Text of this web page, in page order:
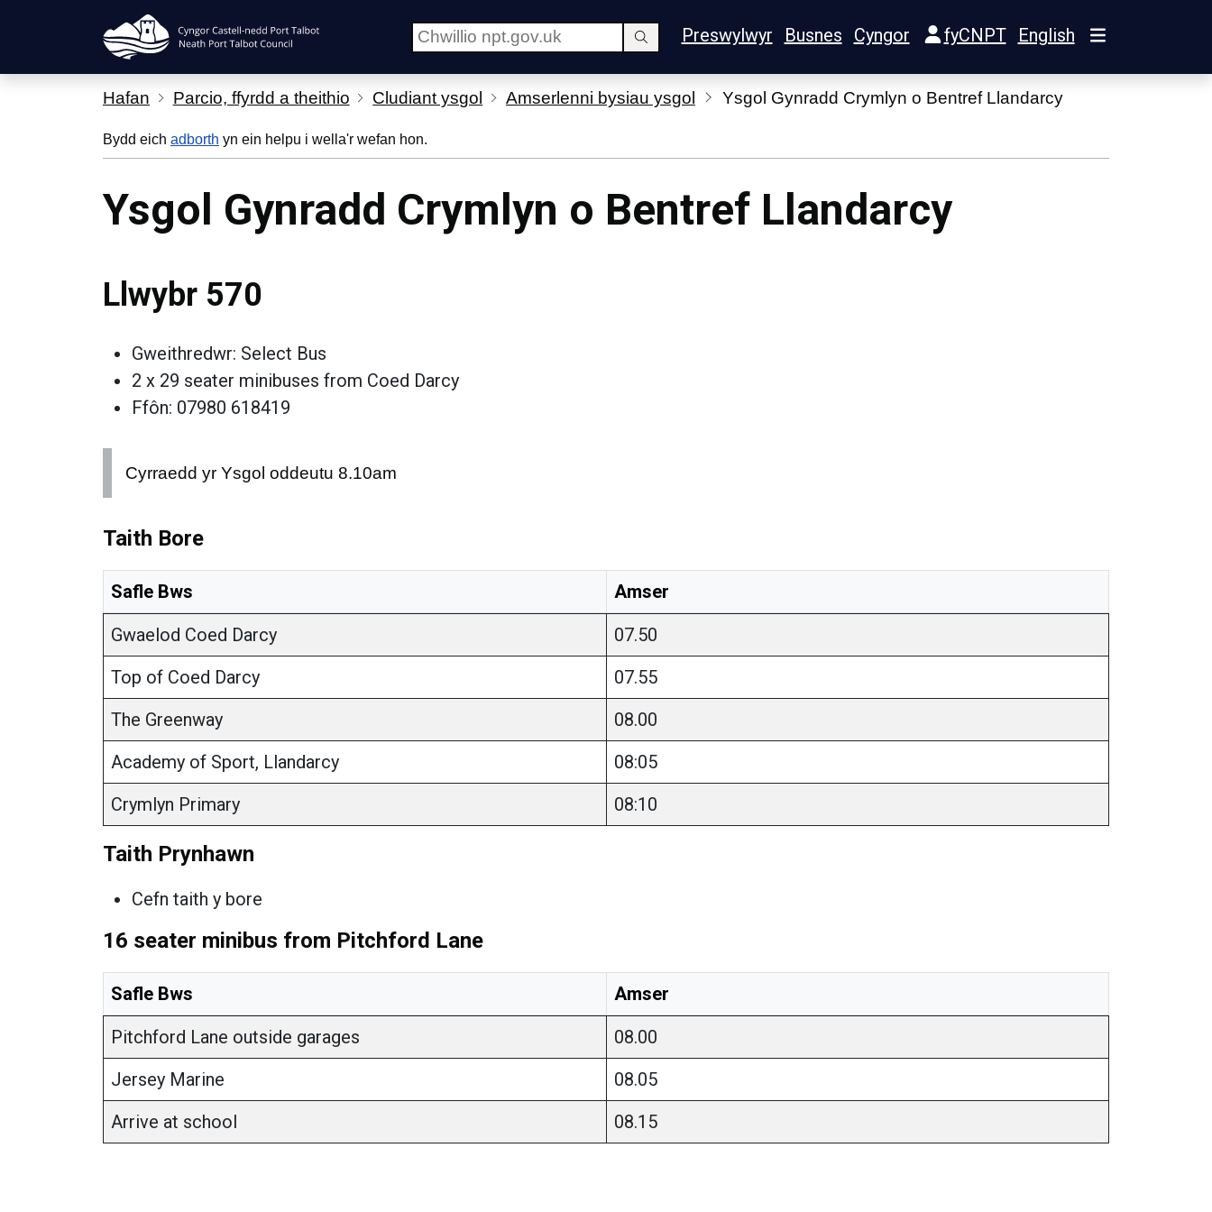
Preswylwyr Busnes Cyngor fyCNPT English
Hafan Parcio, ffyrdd a theithio Cludiant ysgol Amserlenni bysiau ysgol Ysgol Gynradd Crymlyn o Bentref Llandarcy
Bydd eich adborth yn ein helpu i wella'r wefan hon.
Ysgol Gynradd Crymlyn o Bentref Llandarcy
Llwybr 570
Gweithredwr: Select Bus
2 x 29 seater minibuses from Coed Darcy
Ffôn: 07980 618419
Cyrraedd yr Ysgol oddeutu 8.10am
Taith Bore
Safle Bws
Amser
Gwaelod Coed Darcy
07.50
Top of Coed Darcy
07.55
The Greenway
08.00
Academy of Sport, Llandarcy
08:05
Crymlyn Primary
08:10
Taith Prynhawn
Cefn taith y bore
16 seater minibus from Pitchford Lane
Safle Bws
Amser
Pitchford Lane outside garages
08.00
Jersey Marine
08.05
Arrive at school
08.15